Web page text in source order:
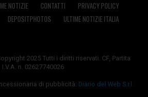
NOTIZIE CONTATTI
PRIVACY POLICY
DEPOSITPHOTOS ULTIME NOTIZIE ITALIA
2025 Tutti i diritti riservati. CF, Partita
I.V.A. n. 02627740026
di pubblicità: Diario del Web S.r.l.